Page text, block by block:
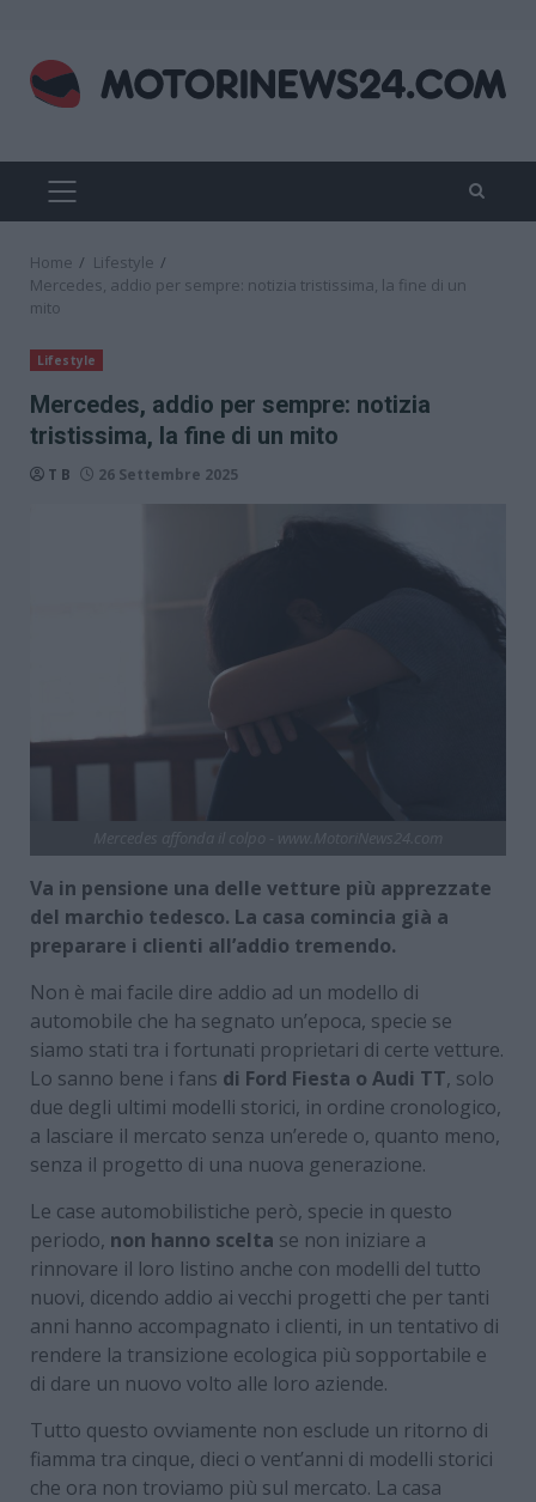
content
PRIMARY
MENU
Home
Lifestyle
Mercedes, addio per sempre: notizia tristissima, la fine di un
mito
Lifestyle
Mercedes, addio per sempre: notizia
tristissima, la fine di un mito
T B 26 Settembre 2025
Va in pensione una delle vetture più apprezzate
del marchio tedesco. La casa comincia già a
preparare i clienti all’addio tremendo.
Non è mai facile dire addio ad un modello di
automobile che ha segnato un’epoca, specie se
siamo stati tra i fortunati proprietari di certe vetture.
Lo sanno bene i fans di Ford Fiesta o Audi TT, solo
due degli ultimi modelli storici, in ordine cronologico,
a lasciare il mercato senza un’erede o, quanto meno,
senza il progetto di una nuova generazione.
Le case automobilistiche però, specie in questo
periodo, non hanno scelta se non iniziare a
rinnovare il loro listino anche con modelli del tutto
nuovi, dicendo addio ai vecchi progetti che per tanti
anni hanno accompagnato i clienti, in un tentativo di
rendere la transizione ecologica più sopportabile e
di dare un nuovo volto alle loro aziende.
Tutto questo ovviamente non esclude un ritorno di
fiamma tra cinque, dieci o vent’anni di modelli storici
che ora non troviamo più sul mercato. La casa